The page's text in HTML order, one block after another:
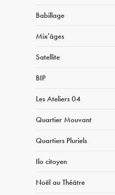
Babillage
Mix’âges
Satellite
BIP
Les Ateliers 04
Quartier Mouvant
Quartiers Pluriels
Ilo citoyen
Noël au Théâtre